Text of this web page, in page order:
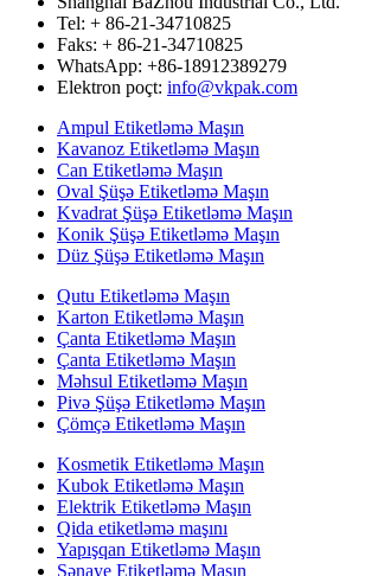
Tel: + 86-21-34710825
Faks: + 86-21-34710825
WhatsApp: +86-18912389279
Elektron poçt: info@vkpak.com
Ampul Etiketləmə Maşın
Kavanoz Etiketləmə Maşın
Can Etiketləmə Maşın
Oval Şüşə Etiketləmə Maşın
Kvadrat Şüşə Etiketləmə Maşın
Konik Şüşə Etiketləmə Maşın
Düz Şüşə Etiketləmə Maşın
Qutu Etiketləmə Maşın
Karton Etiketləmə Maşın
Çanta Etiketləmə Maşın
Çanta Etiketləmə Maşın
Məhsul Etiketləmə Maşın
Pivə Şüşə Etiketləmə Maşın
Çömçə Etiketləmə Maşın
Kosmetik Etiketləmə Maşın
Kubok Etiketləmə Maşın
Elektrik Etiketləmə Maşın
Qida etiketləmə maşını
Yapışqan Etiketləmə Maşın
Sənaye Etiketləmə Maşın